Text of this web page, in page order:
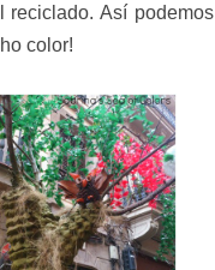
reciclado. Así podemos
color!